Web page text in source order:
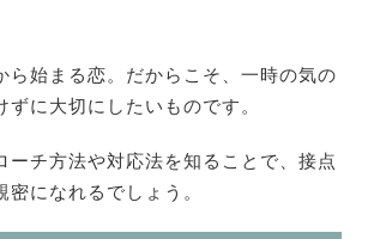
ら始まる恋。だからこそ、一時の気の
ずに大切にしたいものです。
ーチ方法や対応法を知ることで、接点
密になれるでしょう。